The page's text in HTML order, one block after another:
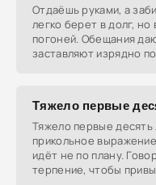
Отдаёшь руками, а
легко берет в долг,
погоней. Обещания
заставляют изрядно
Тяжело первые
Тяжело первые
прикольное
идёт не по плану.
терпение, чтобы